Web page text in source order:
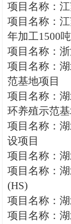
项目名称：
项目名称：
年加工1500
项目名称：
项目名称：
范基地项目
项目名称：
环养殖示范
项目名称：
设项目
项目名称：
项目名称：
(HS)
项目名称：
项目名称：